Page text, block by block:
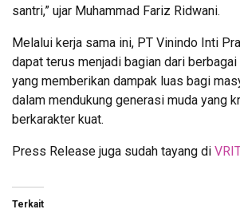
santri,” ujar Muhammad Fariz Ridwani.
Melalui kerja sama ini, PT Vinindo Inti
dapat terus menjadi bagian dari
yang memberikan dampak luas bagi
dalam mendukung generasi muda yang
berkarakter kuat.
Press Release juga sudah tayang di
Terkait